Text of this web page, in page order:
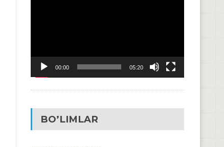
00:00 05:20
BO’LIMLAR